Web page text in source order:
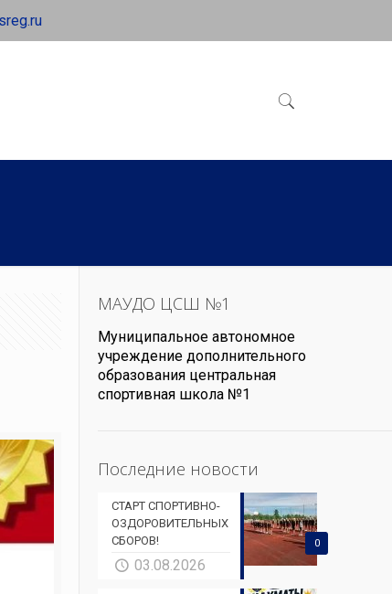
МАУДО ЦСШ №1
Муниципальное автономное
учреждение дополнительного
образования центральная
спортивная школа №1
Последние новости
0
СТАРТ СПОРТИВНО-
ОЗДОРОВИТЕЛЬНЫХ
СБОРОВ!
03.08.2026